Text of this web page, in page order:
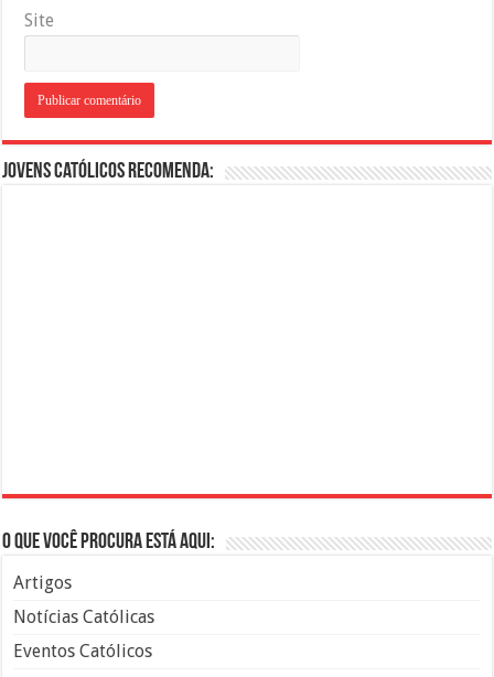
Site
Jovens Católicos Recomenda:
O que você procura está aqui:
Artigos
Notícias Católicas
Eventos Católicos